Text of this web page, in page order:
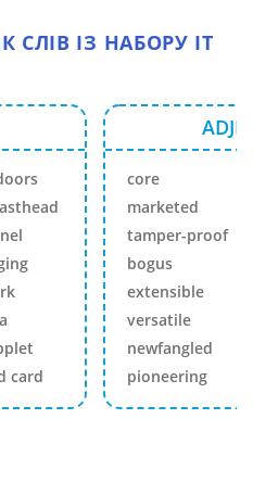
СЛІВ ІЗ НАБОРУ IT
card
core
marketed
tamper-proof
bogus
extensible
versatile
newfangled
pioneering